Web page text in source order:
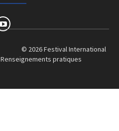
© 2026 Festival International
Renseignements pratiques